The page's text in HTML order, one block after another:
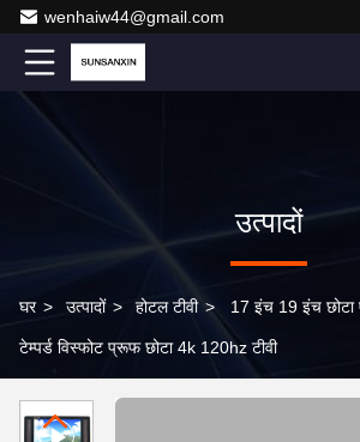
wenhaiw44@gmail.com
उत्पादों
घर > उत्पादों > होटल टीवी > 17 इंच 19 इंच छोटा
टेम्पर्ड विस्फोट प्रूफ छोटा 4k 120hz टीवी